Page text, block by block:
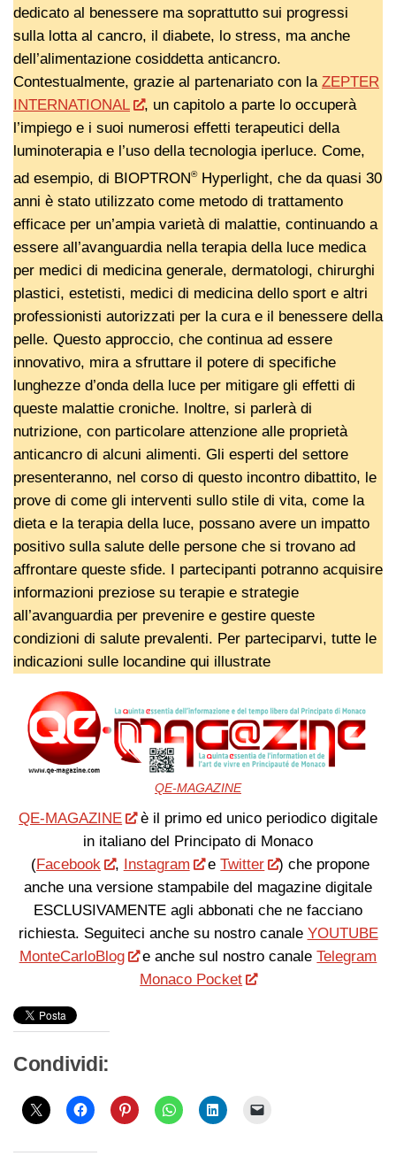
dedicato al benessere ma soprattutto sui progressi
sulla lotta al cancro, il diabete, lo stress, ma anche
dell’alimentazione cosiddetta anticancro.
Contestualmente, grazie al partenariato con la ZEPTER
INTERNATIONAL
, un capitolo a parte lo occuperà
l’impiego e i suoi numerosi effetti terapeutici della
luminoterapia e l’uso della tecnologia iperluce. Come,
ad esempio, di BIOPTRON®Hyperlight, che da quasi 30
anni è stato utilizzato come metodo di trattamento
efficace per un’ampia varietà di malattie, continuando a
essere all’avanguardia nella terapia della luce medica
per medici di medicina generale, dermatologi, chirurghi
plastici, estetisti, medici di medicina dello sport e altri
professionisti autorizzati per la cura e il benessere della
pelle. Questo approccio, che continua ad essere
innovativo, mira a sfruttare il potere di specifiche
lunghezze d’onda della luce per mitigare gli effetti di
queste malattie croniche. Inoltre, si parlerà di
nutrizione, con particolare attenzione alle proprietà
anticancro di alcuni alimenti. Gli esperti del settore
presenteranno, nel corso di questo incontro dibattito, le
prove di come gli interventi sullo stile di vita, come la
dieta e la terapia della luce, possano avere un impatto
positivo sulla salute delle persone che si trovano ad
affrontare queste sfide. I partecipanti potranno acquisire
informazioni preziose su terapie e strategie
all’avanguardia per prevenire e gestire queste
condizioni di salute prevalenti. Per parteciparvi, tutte le
indicazioni sulle locandine qui illustrate
QE-MAGAZINE
QE-MAGAZINE
è il primo ed unico periodico digitale
in italiano del Principato di Monaco
(Facebook , Instagram eTwitter
) che propone
anche una versione stampabile del magazine digitale
ESCLUSIVAMENTE agli abbonati che ne facciano
richiesta. Seguiteci anche su nostro canale YOUTUBE
MonteCarloBlog
e anche sul nostro canaleTelegram
Monaco Pocket
Condividi: